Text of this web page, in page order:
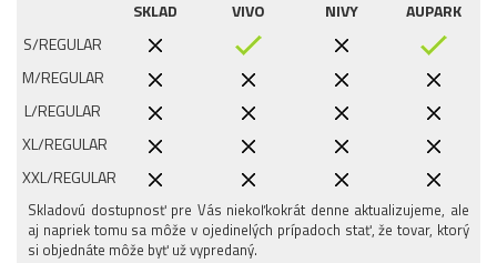
SKLAD
VIVO
NIVY
AUPARK
S/REGULAR
M/REGULAR
L/REGULAR
XL/REGULAR
XXL/REGULAR
Skladovú dostupnosť pre Vás niekoľkokrát denne aktualizujeme, ale
aj napriek tomu sa môže v ojedinelých prípadoch stať, že tovar, ktorý
si objednáte môže byť už vypredaný.